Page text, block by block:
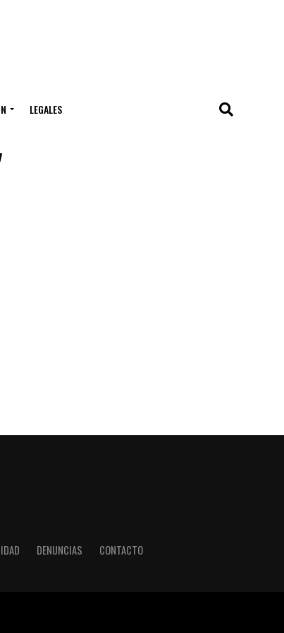
LEGALES
DENUNCIAS CONTACTO